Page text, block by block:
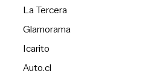
La TerceraOpens in new
Glamorama
Icarito
Auto.cl